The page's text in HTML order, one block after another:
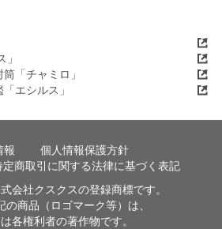
「チャミロ」
エシルス」
報
個人情報保護方針
定商取引に関する法律に基づく表記
会社クスクスの登録商標です。
の商品（ロゴマーク等）は、
各権利者の著作物です。